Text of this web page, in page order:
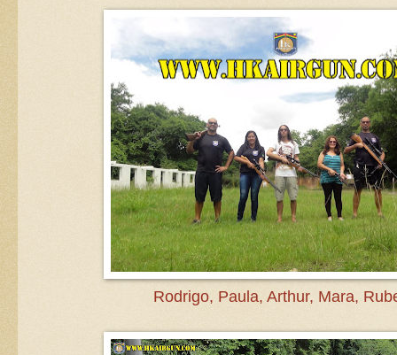
Rodrigo, Paula, Arthur, Mara,